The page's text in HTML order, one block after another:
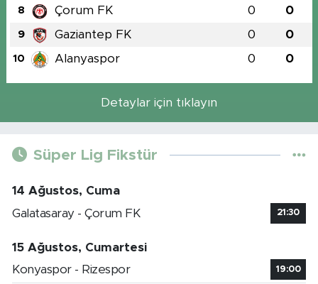
8 Çorum FK 0 0
9 Gaziantep FK 0 0
10 Alanyaspor 0 0
Detaylar için tıklayın
Süper Lig Fikstür
14 Ağustos, Cuma
Galatasaray - Çorum FK
21:30
15 Ağustos, Cumartesi
Konyaspor - Rizespor
19:00